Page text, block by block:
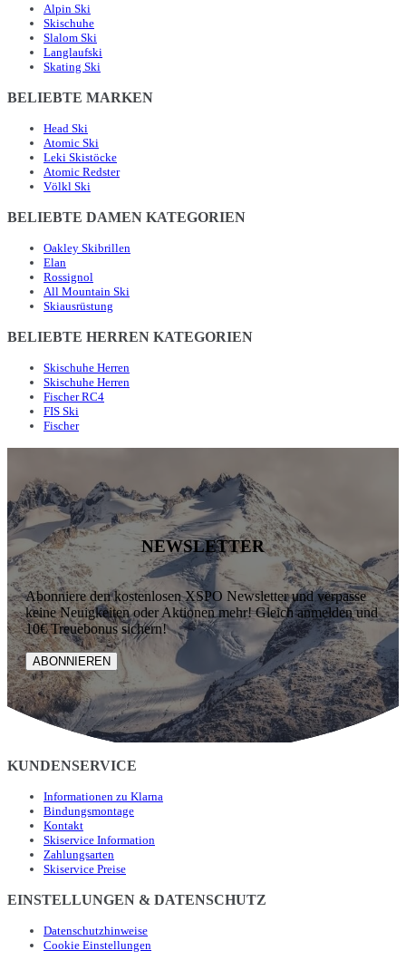
Alpin Ski
Skischuhe
Slalom Ski
Langlaufski
Skating Ski
BELIEBTE MARKEN
Head Ski
Atomic Ski
Leki Skistöcke
Atomic Redster
Völkl Ski
BELIEBTE DAMEN KATEGORIEN
Oakley Skibrillen
Elan
Rossignol
All Mountain Ski
Skiausrüstung
BELIEBTE HERREN KATEGORIEN
Skischuhe Herren
Skischuhe Herren
Fischer RC4
FIS Ski
Fischer
NEWSLETTER
Abonniere den kostenlosen XSPO Newsletter und verpasse
keine Neuigkeiten oder Aktionen mehr! Gleich anmelden und
10€ Treuebonus sichern!
ABONNIEREN
KUNDENSERVICE
Informationen zu Klarna
Bindungsmontage
Kontakt
Skiservice Information
Zahlungsarten
Skiservice Preise
EINSTELLUNGEN & DATENSCHUTZ
Datenschutzhinweise
Cookie Einstellungen